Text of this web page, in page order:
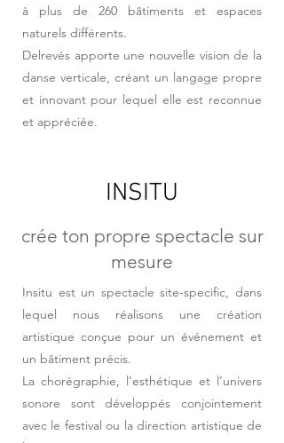
à plus de 260 bâtiments et espaces
naturels différents.
Delrevés apporte une nouvelle vision de la
danse verticale, créant un langage propre
et innovant pour lequel elle est reconnue
et appréciée.
INSITU
crée ton propre spectacle sur
mesure
Insitu est un spectacle site-specific, dans
lequel nous réalisons une création
artistique conçue pour un événement et
un bâtiment précis.
La chorégraphie, l’esthétique et l’univers
sonore sont développés conjointement
avec le festival ou la direction artistique de